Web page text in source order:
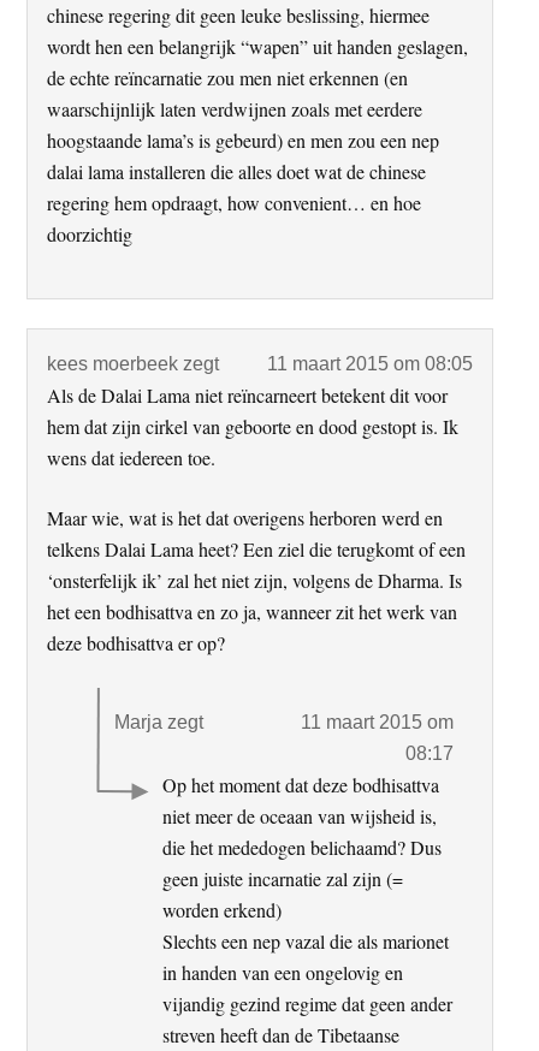
chinese regering dit geen leuke beslissing, hiermee
wordt hen een belangrijk “wapen” uit handen geslagen,
de echte reïncarnatie zou men niet erkennen (en
waarschijnlijk laten verdwijnen zoals met eerdere
hoogstaande lama’s is gebeurd) en men zou een nep
dalai lama installeren die alles doet wat de chinese
regering hem opdraagt, how convenient… en hoe
doorzichtig
kees moerbeek zegt 11 maart 2015 om 08:05
Als de Dalai Lama niet reïncarneert betekent dit voor
hem dat zijn cirkel van geboorte en dood gestopt is. Ik
wens dat iedereen toe.
Maar wie, wat is het dat overigens herboren werd en
telkens Dalai Lama heet? Een ziel die terugkomt of een
‘onsterfelijk ik’ zal het niet zijn, volgens de Dharma. Is
het een bodhisattva en zo ja, wanneer zit het werk van
deze bodhisattva er op?
Marja zegt
11 maart 2015 om
08:17
Op het moment dat deze bodhisattva
niet meer de oceaan van wijsheid is,
die het mededogen belichaamd? Dus
geen juiste incarnatie zal zijn (=
worden erkend)
Slechts een nep vazal die als marionet
in handen van een ongelovig en
vijandig gezind regime dat geen ander
streven heeft dan de Tibetaanse